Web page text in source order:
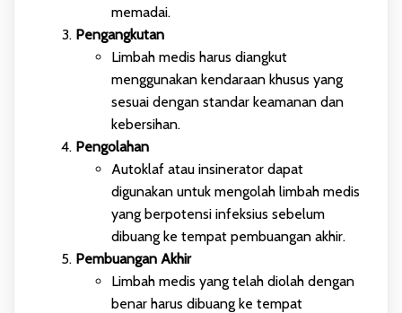
memadai.
Pengangkutan
Limbah medis harus diangkut
menggunakan kendaraan khusus yang
sesuai dengan standar keamanan dan
kebersihan.
Pengolahan
Autoklaf atau insinerator dapat
digunakan untuk mengolah limbah medis
yang berpotensi infeksius sebelum
dibuang ke tempat pembuangan akhir.
Pembuangan Akhir
Limbah medis yang telah diolah dengan
benar harus dibuang ke tempat